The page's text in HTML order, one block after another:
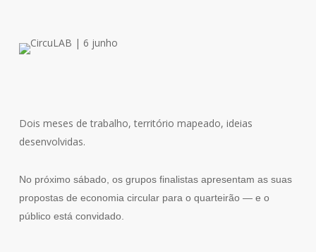
Dois meses de trabalho, território mapeado, ideias
desenvolvidas.
No próximo sábado, os grupos finalistas apresentam as suas
propostas de economia circular para o quarteirão — e o
público está convidado.